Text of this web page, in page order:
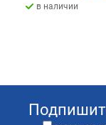
в наличии